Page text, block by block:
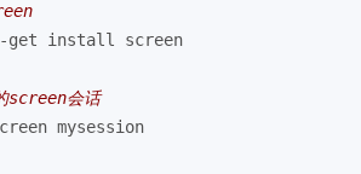
get install screen
screen会话
mysession